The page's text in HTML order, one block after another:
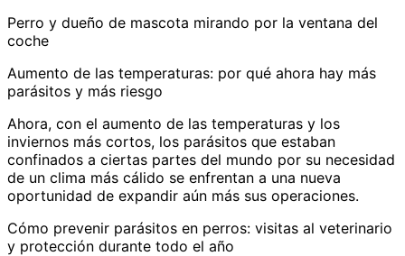
Perro y dueño de mascota mirando por la ventana del
coche
Aumento de las temperaturas: por qué ahora hay más
parásitos y más riesgo
Ahora, con el aumento de las temperaturas y los
inviernos más cortos, los parásitos que estaban
confinados a ciertas partes del mundo por su necesidad
de un clima más cálido se enfrentan a una nueva
oportunidad de expandir aún más sus operaciones.
Cómo prevenir parásitos en perros: visitas al veterinario
y protección durante todo el año